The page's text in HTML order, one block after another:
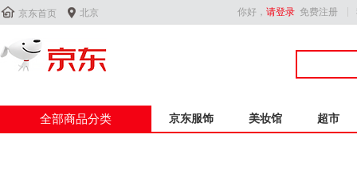
 京东首页  北京 你好， 请登录 免费注册
全部商品分类 京东服饰 美妆馆 超市